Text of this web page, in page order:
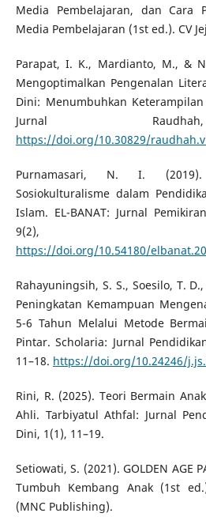
Media Pembelajaran, dan Cara
Media Pembelajaran (1st ed.). CV
Parapat, I. K., Mardianto, M., &
Mengoptimalkan Pengenalan
Dini: Menumbuhkan
Jurnal
https://doi.org/10.30829/
Purnamasari, N. I. (2019).
Sosiokulturalisme dalam
Islam. EL-BANAT: Jurnal
9(2),
https://doi.org/10.54180/
Rahayuningsih, S. S., Soesilo, T.
Peningkatan Kemampuan
5-6 Tahun Melalui Metode
Pintar. Scholaria: Jurnal
11–18. https://doi.org/10.24246/
Rini, R. (2025). Teori Bermain
Ahli. Tarbiyatul Athfal: Jurnal
Dini, 1(1), 11–19.
Setiowati, S. (2021). GOLDEN AGE
Tumbuh Kembang Anak (1st
(MNC Publishing).